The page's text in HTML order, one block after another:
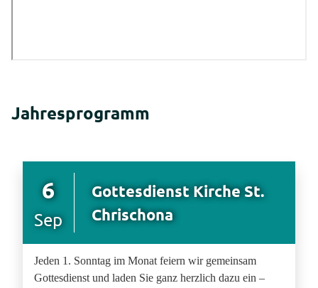
Jahresprogramm
6
Sep
Gottesdienst Kirche St.
Chrischona
Jeden 1. Sonntag im Monat feiern wir gemeinsam
Gottesdienst und laden Sie ganz herzlich dazu ein –